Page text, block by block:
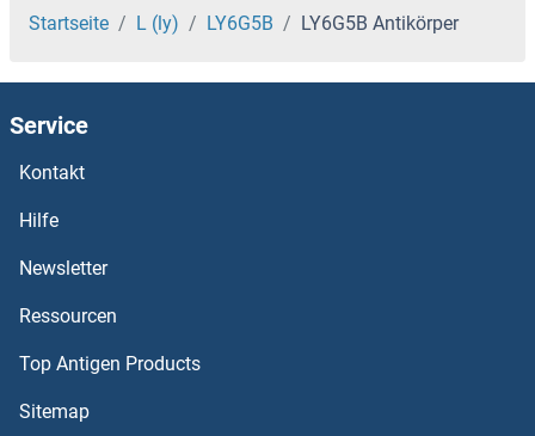
Luciferase Antikörper
LUC7L2 Antikörper
LUC7L Antikörper
LTV1 Antikörper
LTK Antikörper
LTC4S Antikörper
Startseite L (ly) LY6G5B LY6G5B Antikörper
Service
Kontakt
Hilfe
Newsletter
Ressourcen
Top Antigen Products
Sitemap